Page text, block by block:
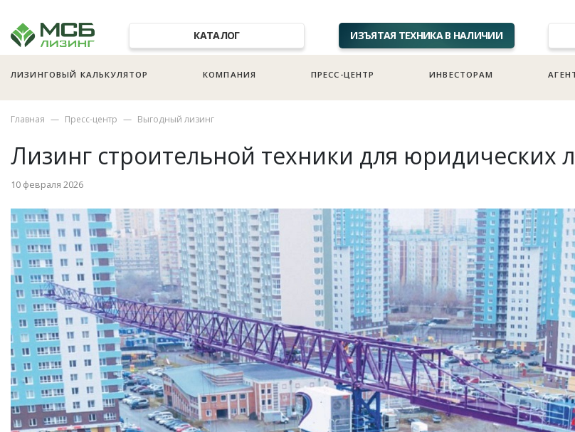
КАТАЛОГ ИЗЪЯТАЯ ТЕХНИКА В НАЛИЧИИ
ЛИЗИНГОВЫЙ КАЛЬКУЛЯТОР КОМПАНИЯ ПРЕСС-ЦЕНТР ИНВЕСТОРАМ
Главная Пресс-центр Выгодный лизинг
Лизинг строительной техники для юридических
10 февраля 2026